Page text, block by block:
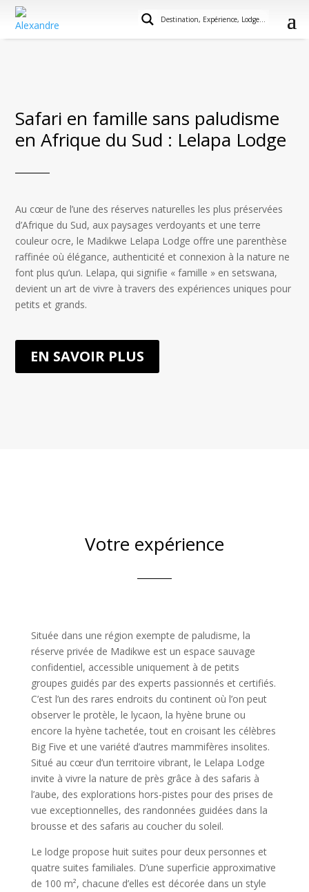
Safari en famille sans paludisme
en Afrique du Sud : Lelapa Lodge
Au cœur de l’une des réserves naturelles les plus préservées
d’Afrique du Sud, aux paysages verdoyants et une terre
couleur ocre, le Madikwe Lelapa Lodge offre une parenthèse
raffinée où élégance, authenticité et connexion à la nature ne
font plus qu’un. Lelapa, qui signifie « famille » en setswana,
devient un art de vivre à travers des expériences uniques pour
petits et grands.
EN SAVOIR PLUS
Votre expérience
Située dans une région exempte de paludisme, la
réserve privée de Madikwe est un espace sauvage
confidentiel, accessible uniquement à de petits
groupes guidés par des experts passionnés et certifiés.
C’est l’un des rares endroits du continent où l’on peut
observer le protèle, le lycaon, la hyène brune ou
encore la hyène tachetée, tout en croisant les célèbres
Big Five et une variété d’autres mammifères insolites.
Situé au cœur d’un territoire vibrant, le Lelapa Lodge
invite à vivre la nature de près grâce à des safaris à
l’aube, des explorations hors-pistes pour des prises de
vue exceptionnelles, des randonnées guidées dans la
brousse et des safaris au coucher du soleil.
Le lodge propose huit suites pour deux personnes et
quatre suites familiales. D’une superficie approximative
de 100 m², chacune d’elles est décorée dans un style